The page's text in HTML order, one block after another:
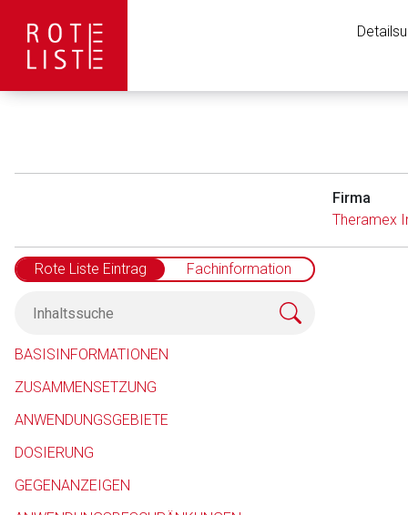
Firma
Theramex
Rote Liste Eintrag Fachinformation
BASISINFORMATIONEN
ZUSAMMENSETZUNG
ANWENDUNGSGEBIETE
DOSIERUNG
GEGENANZEIGEN
Aufruf einer
Der von Ihnen